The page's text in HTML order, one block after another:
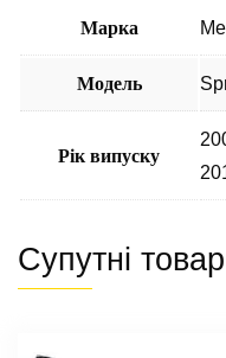
Марка
Модель
Рік випуску
Супутні